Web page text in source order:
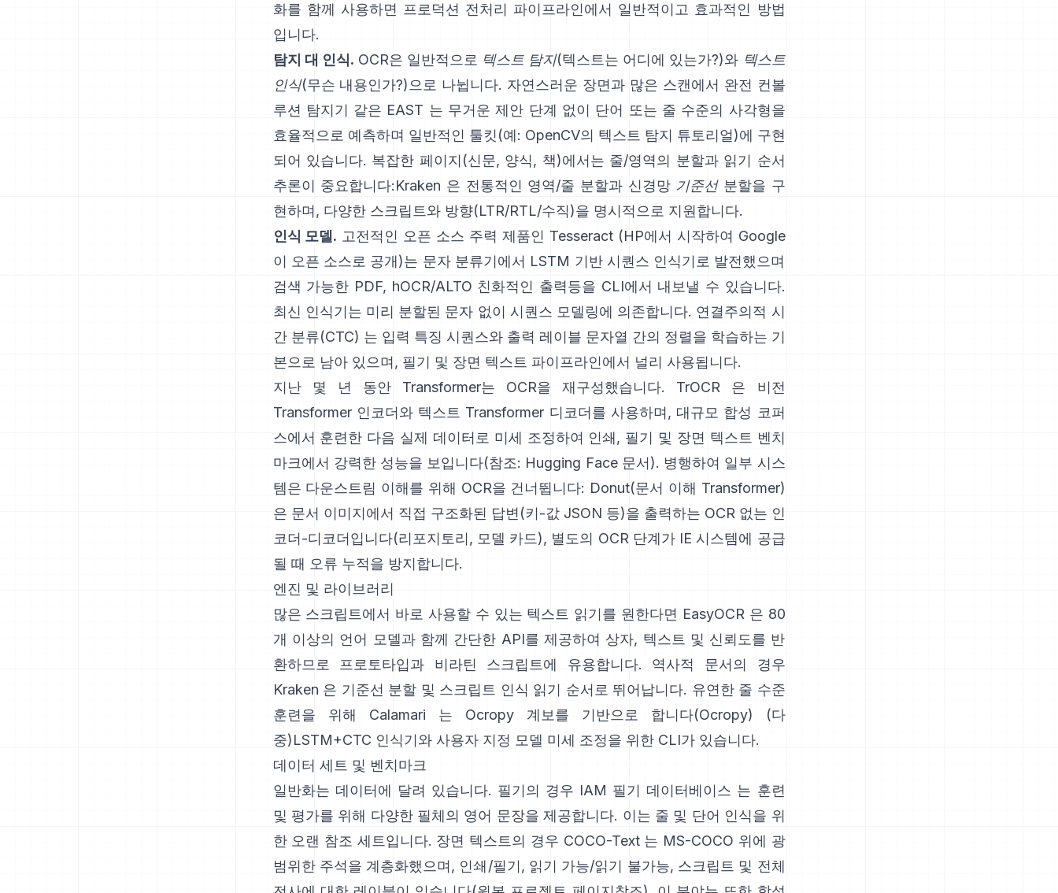
화를 함께 사용하면 프로덕션 전처리 파이프라인에서 일반적이고 효과적인 방법
입니다.
탐지 대 인식. OCR은 일반적으로 텍스트 탐지(텍스트는 어디에 있는가?)와 텍스트
인식(무슨 내용인가?)으로 나뉩니다. 자연스러운 장면과 많은 스캔에서 완전 컨볼
루션 탐지기 같은 EAST 는 무거운 제안 단계 없이 단어 또는 줄 수준의 사각형을
효율적으로 예측하며 일반적인 툴킷(예: OpenCV의 텍스트 탐지 튜토리얼)에 구현
되어 있습니다. 복잡한 페이지(신문, 양식, 책)에서는 줄/영역의 분할과 읽기 순서
추론이 중요합니다:Kraken 은 전통적인 영역/줄 분할과 신경망 기준선분할을 구
현하며, 다양한 스크립트와 방향(LTR/RTL/수직)을 명시적으로 지원합니다.
인식 모델. 고전적인 오픈 소스 주력 제품인 Tesseract (HP에서 시작하여 Google
이 오픈 소스로 공개)는 문자 분류기에서 LSTM 기반 시퀀스 인식기로 발전했으며
검색 가능한 PDF, hOCR/ALTO 친화적인 출력등을 CLI에서 내보낼 수 있습니다.
최신 인식기는 미리 분할된 문자 없이 시퀀스 모델링에 의존합니다. 연결주의적 시
간 분류(CTC) 는 입력 특징 시퀀스와 출력 레이블 문자열 간의 정렬을 학습하는 기
본으로 남아 있으며, 필기 및 장면 텍스트 파이프라인에서 널리 사용됩니다.
지난 몇 년 동안 Transformer는 OCR을 재구성했습니다.
TrOCR
은 비전
Transformer 인코더와 텍스트 Transformer 디코더를 사용하며, 대규모 합성 코퍼
스에서 훈련한 다음 실제 데이터로 미세 조정하여 인쇄, 필기 및 장면 텍스트 벤치
마크에서 강력한 성능을 보입니다(참조: Hugging Face 문서). 병행하여 일부 시스
템은 다운스트림 이해를 위해 OCR을 건너뜁니다: Donut(문서 이해 Transformer)
은 문서 이미지에서 직접 구조화된 답변(키-값 JSON 등)을 출력하는 OCR 없는 인
코더-디코더입니다(리포지토리, 모델 카드), 별도의 OCR 단계가 IE 시스템에 공급
될 때 오류 누적을 방지합니다.
엔진 및 라이브러리
많은 스크립트에서 바로 사용할 수 있는 텍스트 읽기를 원한다면 EasyOCR 은 80
개 이상의 언어 모델과 함께 간단한 API를 제공하여 상자, 텍스트 및 신뢰도를 반
환하므로 프로토타입과 비라틴 스크립트에 유용합니다. 역사적 문서의 경우
Kraken 은 기준선 분할 및 스크립트 인식 읽기 순서로 뛰어납니다. 유연한 줄 수준
훈련을 위해
Calamari 는 Ocropy 계보를 기반으로 합니다(Ocropy) (다
중)LSTM+CTC 인식기와 사용자 지정 모델 미세 조정을 위한 CLI가 있습니다.
데이터 세트 및 벤치마크
일반화는 데이터에 달려 있습니다. 필기의 경우 IAM 필기 데이터베이스 는 훈련
및 평가를 위해 다양한 필체의 영어 문장을 제공합니다. 이는 줄 및 단어 인식을 위
한 오랜 참조 세트입니다. 장면 텍스트의 경우 COCO-Text 는 MS-COCO 위에 광
범위한 주석을 계층화했으며, 인쇄/필기, 읽기 가능/읽기 불가능, 스크립트 및 전체